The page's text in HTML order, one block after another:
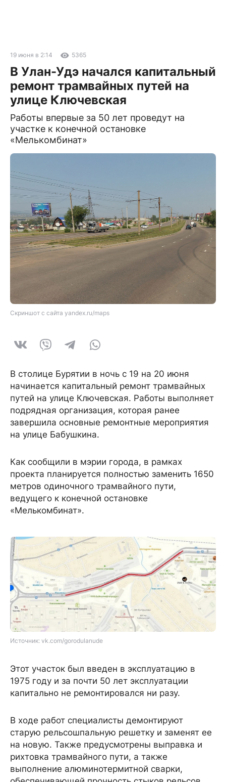
19 июня в 2:14 5365
В Улан-Удэ начался капитальный
ремонт трамвайных путей на
улице Ключевская
Работы впервые за 50 лет проведут на
участке к конечной остановке
«Мелькомбинат»
Скриншот с сайта yandex.ru/maps
В столице Бурятии в ночь с 19 на 20 июня
начинается капитальный ремонт трамвайных
путей на улице Ключевская. Работы выполняет
подрядная организация, которая ранее
завершила основные ремонтные мероприятия
на улице Бабушкина.
Как сообщили в мэрии города, в рамках
проекта планируется полностью заменить 1650
метров одиночного трамвайного пути,
ведущего к конечной остановке
«Мелькомбинат».
Источник: vk.com/gorodulanude
Этот участок был введен в эксплуатацию в
1975 году и за почти 50 лет эксплуатации
капитально не ремонтировался ни разу.
В ходе работ специалисты демонтируют
старую рельсошпальную решетку и заменят ее
на новую. Также предусмотрены выправка и
рихтовка трамвайного пути, а также
выполнение алюминотермитной сварки,